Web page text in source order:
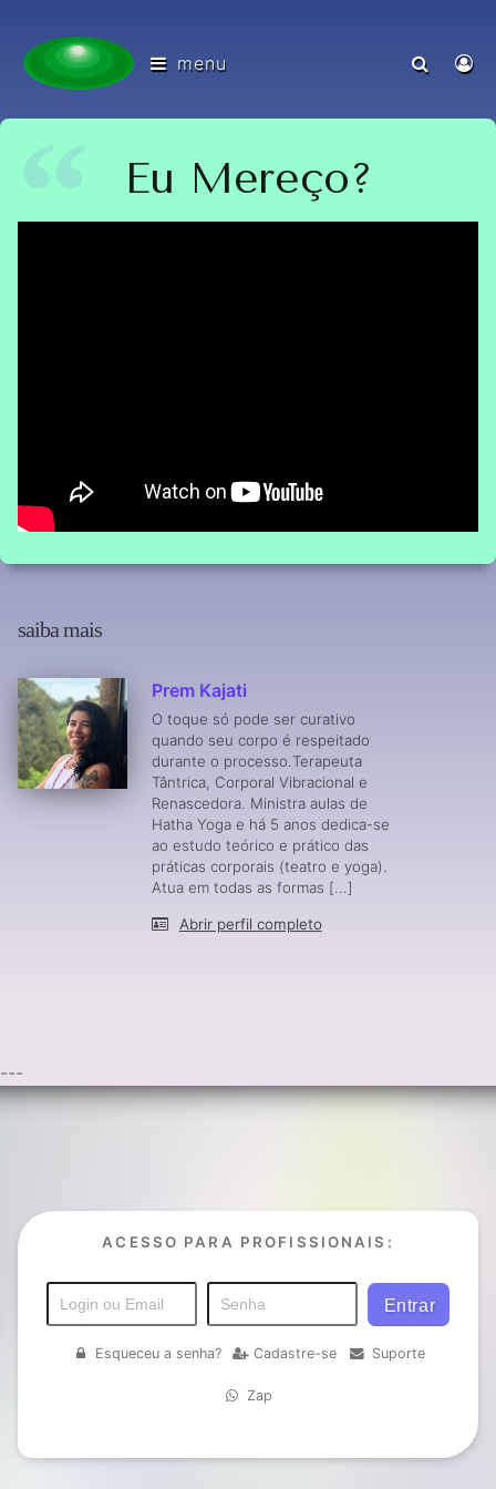
menu
Eu Mereço?
saiba mais
Prem Kajati
O toque só pode ser curativo
quando seu corpo é respeitado
durante o processo.Terapeuta
Tântrica, Corporal Vibracional e
Renascedora. Ministra aulas de
Hatha Yoga e há 5 anos dedica-se
ao estudo teórico e prático das
práticas corporais (teatro e yoga).
Atua em todas as formas [...]
Abrir perfil completo
---
ACESSO PARA PROFISSIONAIS:
Esqueceu a senha? Cadastre-se Suporte
Zap